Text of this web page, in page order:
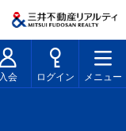
入会 ログイン メニュー